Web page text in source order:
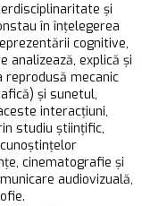
și
în înțelegerea
cognitive,
analizează, explică și
reprodusă mecanic
și sunetul,
interacțiuni,
studiu științific,
cinematografie și
audiovizuală,